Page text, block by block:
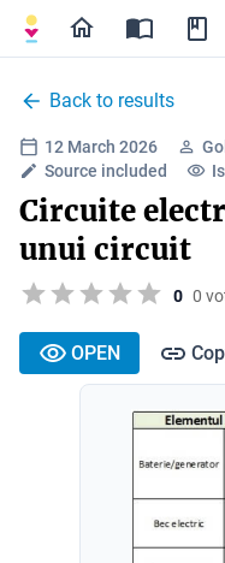
Back to results
12 March 2026
Source included
Circuite
unui circuit
0 0
OPEN